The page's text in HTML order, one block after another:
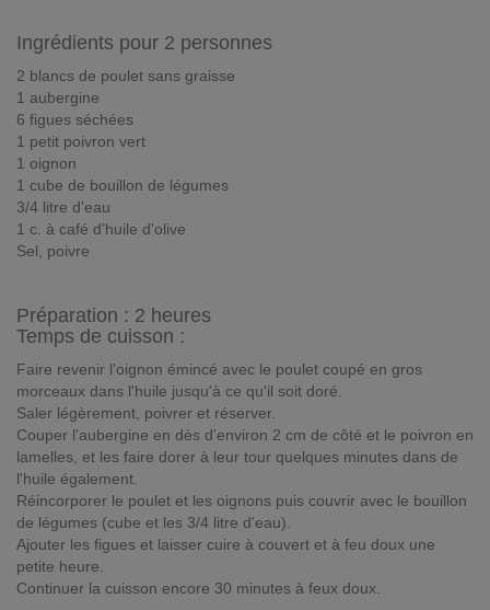
Ingrédients pour 2 personnes
2 blancs de poulet sans graisse
1 aubergine
6 figues séchées
1 petit poivron vert
1 oignon
1 cube de bouillon de légumes
3/4 litre d'eau
1 c. à café d'huile d'olive
Sel, poivre
Préparation : 2 heures
Temps de cuisson :
Faire revenir l'oignon émincé avec le poulet coupé en gros
morceaux dans l'huile jusqu'à ce qu'il soit doré.
Saler légèrement, poivrer et réserver.
Couper l'aubergine en dès d'environ 2 cm de côté et le poivron en
lamelles, et les faire dorer à leur tour quelques minutes dans de
l'huile également.
Réincorporer le poulet et les oignons puis couvrir avec le bouillon
de légumes (cube et les 3/4 litre d'eau).
Ajouter les figues et laisser cuire à couvert et à feu doux une
petite heure.
Continuer la cuisson encore 30 minutes à feux doux.